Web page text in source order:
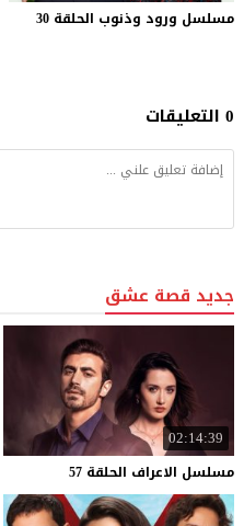
مسلسل ورود وذنوب الحلقة 30
0 التعليقات
جديد قصة عشق
02:14:39
مسلسل الاعراف الحلقة 57